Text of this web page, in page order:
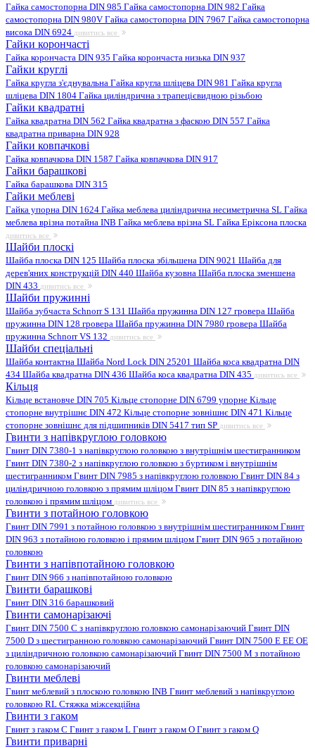
Гайка самостопорна DIN 985 Гайка самостопорна DIN 982 Гайка
самостопорна DIN 980V Гайка самостопорна DIN 7967 Гайка самостопорна
висока DIN 6924 дивитись все
Гайки корончасті
Гайка корончаста DIN 935 Гайка корончаста низька DIN 937
Гайки круглі
Гайка кругла з'єднувальна Гайка кругла шліцева DIN 981 Гайка кругла
шліцева DIN 1804 Гайка циліндрична з трапецієвидною різьбою
Гайки квадратні
Гайка квадратна DIN 562 Гайка квадратна з фаскою DIN 557 Гайка
квадратна приварна DIN 928
Гайки ковпачкові
Гайка ковпачкова DIN 1587 Гайка ковпачкова DIN 917
Гайки барашкові
Гайка барашкова DIN 315
Гайки меблеві
Гайка упорна DIN 1624 Гайка меблева циліндрична несиметрична SL Гайка
меблева врізна потайна INB Гайка меблева врізна SL Гайка Еріксона плоска
дивитись все
Шайби плоскі
Шайба плоска DIN 125 Шайба плоска збільшена DIN 9021 Шайба для
дерев'яних конструкцій DIN 440 Шайба кузовна Шайба плоска зменшена
DIN 433 дивитись все
Шайби пружинні
Шайба зубчаста Schnorr S 131 Шайба пружинна DIN 127 гровера Шайба
пружинна DIN 128 гровера Шайба пружинна DIN 7980 гровера Шайба
пружинна Schnorr VS 132 дивитись все
Шайби спеціальні
Шайба контактна Шайба Nord Lock DIN 25201 Шайба коса квадратна DIN
434 Шайба квадратна DIN 436 Шайба коса квадратна DIN 435 дивитись все
Кільця
Кільце встановче DIN 705 Кільце стопорне DIN 6799 упорне Кільце
стопорне внутрішнє DIN 472 Кільце стопорне зовнішнє DIN 471 Кільце
стопорне зовнішнє для підшипників DIN 5417 тип SP дивитись все
Гвинти з напівкруглою головкою
Гвинт DIN 7380-1 з напівкруглою головкою з внутрішнім шестигранником
Гвинт DIN 7380-2 з напівкруглою головкою з буртиком і внутрішнім
шестигранником Гвинт DIN 7985 з напівкруглою головкою Гвинт DIN 84 з
циліндричною головкою з прямим шліцом Гвинт DIN 85 з напівкруглою
головкою і прямим шліцом дивитись все
Гвинти з потайною головкою
Гвинт DIN 7991 з потайною головкою з внутрішнім шестигранником Гвинт
DIN 963 з потайною головкою і прямим шліцом Гвинт DIN 965 з потайною
головкою
Гвинти з напівпотайною головкою
Гвинт DIN 966 з напівпотайною головкою
Гвинти барашкові
Гвинт DIN 316 барашковий
Гвинти самонарізаючі
Гвинт DIN 7500 C з напівкруглою головкою самонарізаючий Гвинт DIN
7500 D з шестигранною головкою самонарізаючий Гвинт DIN 7500 E EE OE
з циліндричною головкою самонарізаючий Гвинт DIN 7500 M з потайною
головкою самонарізаючий
Гвинти меблеві
Гвинт меблевий з плоскою головкою INB Гвинт меблевий з напівкруглою
головкою RL Стяжка міжсекційна
Гвинти з гаком
Гвинт з гаком C Гвинт з гаком L Гвинт з гаком O Гвинт з гаком Q
Гвинти приварні